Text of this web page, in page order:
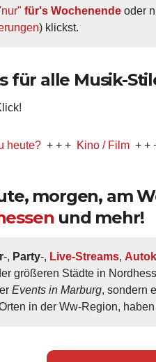
für's Wochenende oder
) klickst.
für alle Musik-
+ + + Kino / Film + + + Ww
morgen, am
und mehr!
-, Party-, Live-Streams,
größeren Städte in
Events in Marburg, sondern
in der Ww-Region,